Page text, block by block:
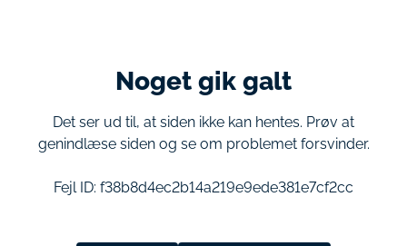
Noget gik galt
Det ser ud til, at siden ikke kan hentes. Prøv at
genindlæse siden og se om problemet forsvinder.
Fejl ID: f38b8d4ec2b14a219e9ede381e7cf2cc